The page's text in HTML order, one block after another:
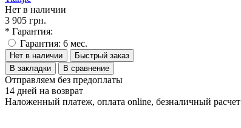
Нет в наличии
3 905 грн.
* Гарантия:
Гарантия: 6 мес.
Нет в наличии
Быстрый заказ
В закладки
В сравнение
Отправляем без предоплаты
14 дней на возврат
Наложенный платеж, оплата online, безналичный расчет